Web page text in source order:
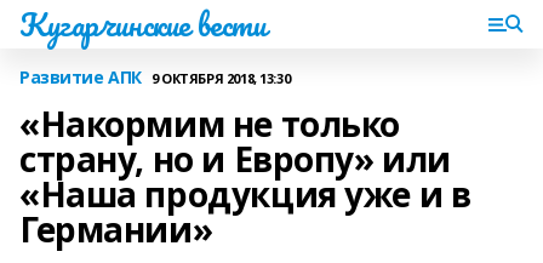
Кугарчинские вести
Развитие АПК 9 ОКТЯБРЯ 2018, 13:30
«Накормим не только
страну, но и Европу» или
«Наша продукция уже и в
Германии»